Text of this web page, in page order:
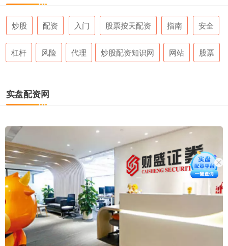
炒股 配资 入门 股票按天配资 指南 安全
杠杆 风险 代理 炒股配资知识网 网站 股票
实盘配资网